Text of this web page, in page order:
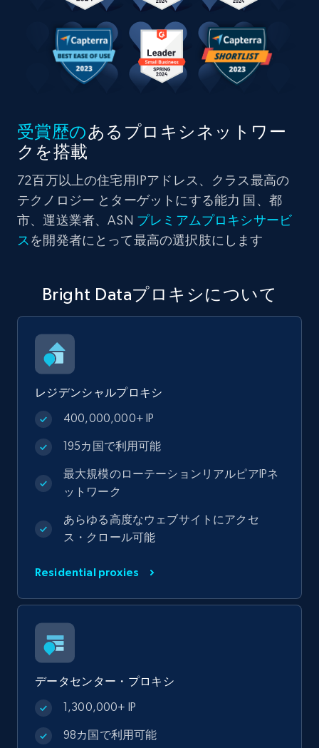
受賞歴のあるプロキシネットワー
クを搭載
72百万以上の住宅用IPアドレス、クラス最高の
テクノロジー とターゲットにする能力 国、都
市、運送業者、ASN プレミアムプロキシサービ
スを開発者にとって最高の選択肢にします
Bright Dataプロキシについて
レジデンシャルプロキシ
400,000,000+ IP
195カ国で利用可能
最大規模のローテーションリアルピアIPネ
ットワーク
あらゆる高度なウェブサイトにアクセ
ス・クロール可能
Residential proxies
データセンター・プロキシ
1,300,000+ IP
98カ国で利用可能